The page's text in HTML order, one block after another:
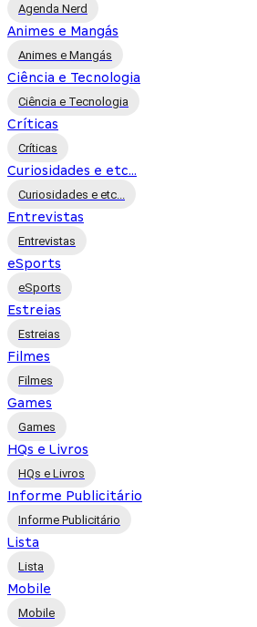
Agenda Nerd
Animes e Mangás
Animes e Mangás
Ciência e Tecnologia
Ciência e Tecnologia
Críticas
Críticas
Curiosidades e etc...
Curiosidades e etc...
Entrevistas
Entrevistas
eSports
eSports
Estreias
Estreias
Filmes
Filmes
Games
Games
HQs e Livros
HQs e Livros
Informe Publicitário
Informe Publicitário
Lista
Lista
Mobile
Mobile